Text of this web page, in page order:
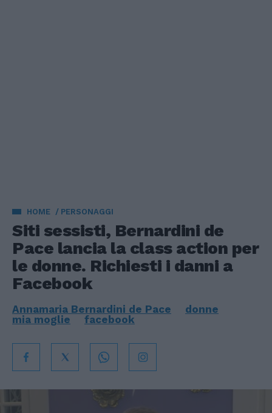
HOME PERSONAGGI
Siti sessisti, Bernardini de
Pace lancia la class action per
le donne. Richiesti i danni a
Facebook
Annamaria Bernardini de Pace
donne
mia moglie
facebook